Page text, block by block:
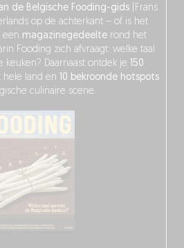
de Belgische Fooding-gids (Frans
op de achterkant – of is het
een magazinegedeelte rond het
Fooding zich afvraagt: welke taal
keuken? Daarnaast ontdek je 150
hele land en 10 bekroonde hotspots
culinaire scene.